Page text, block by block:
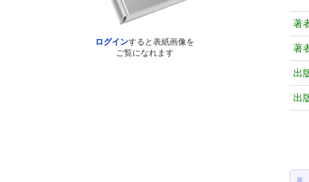
ログインすると表紙画像を
ご覧になれます
著
著
出
出